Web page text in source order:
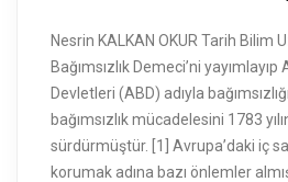
Nesrin KALKAN OKUR Tarih Bilim
Bağımsızlık Demeci’ni
Devletleri (ABD) adıyla
bağımsızlık mücadelesini 1783
sürdürmüştür. [1] Avrupa’daki iç
korumak adına bazı önlemler